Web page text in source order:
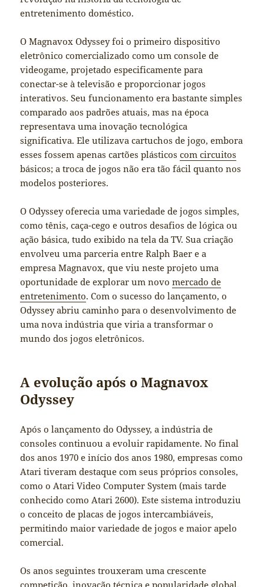
entretenimento doméstico.
O Magnavox Odyssey foi o primeiro dispositivo
eletrônico comercializado como um console de
videogame, projetado especificamente para
conectar-se à televisão e proporcionar jogos
interativos. Seu funcionamento era bastante simples
comparado aos padrões atuais, mas na época
representava uma inovação tecnológica
significativa. Ele utilizava cartuchos de jogo, embora
esses fossem apenas cartões plásticoscom circuitos
básicos; a troca de jogos não era tão fácil quanto nos
modelos posteriores.
O Odyssey oferecia uma variedade de jogos simples,
como tênis, caça-cego e outros desafios de lógica ou
ação básica, tudo exibido na tela da TV. Sua criação
envolveu uma parceria entre Ralph Baer e a
empresa Magnavox, que viu neste projeto uma
oportunidade de explorar um novomercado de
entretenimento. Com o sucesso do lançamento, o
Odyssey abriu caminho para o desenvolvimento de
uma nova indústria que viria a transformar o
mundo dos jogos eletrônicos.
A evolução após o Magnavox
Odyssey
Após o lançamento do Odyssey, a indústria de
consoles continuou a evoluir rapidamente. No final
dos anos 1970 e início dos anos 1980, empresas como
Atari tiveram destaque com seus próprios consoles,
como o Atari Video Computer System (mais tarde
conhecido como Atari 2600). Este sistema introduziu
o conceito de placas de jogos intercambiáveis,
permitindo maior variedade de jogos e maior apelo
comercial.
Os anos seguintes trouxeram uma crescente
competição, inovação técnica e popularidade global.